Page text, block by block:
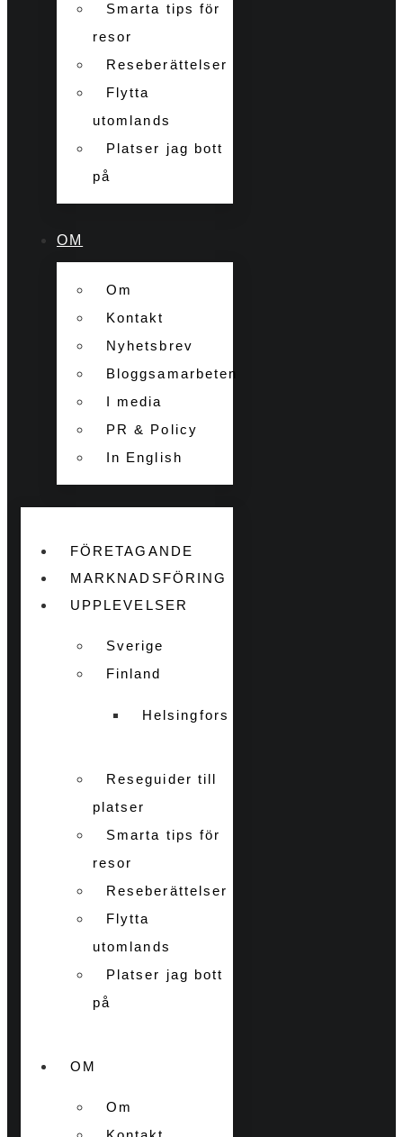
Smarta tips för
resor
Reseberättelser
Flytta
utomlands
Platser jag bott
på
OM
Om
Kontakt
Nyhetsbrev
Bloggsamarbeten
I media
PR & Policy
In English
FÖRETAGANDE
MARKNADSFÖRING
UPPLEVELSER
Sverige
Finland
Helsingfors
Reseguider till
platser
Smarta tips för
resor
Reseberättelser
Flytta
utomlands
Platser jag bott
på
OM
Om